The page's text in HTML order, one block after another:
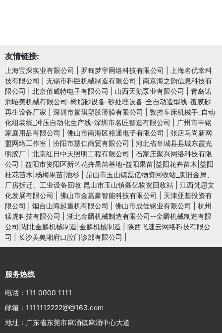
友情链接:
上海宝深实业有限公司 罗甸梦宇网络科技有限公司
上海名优幸科
技有限公司
无锡市科巨机械制造有限公司
南京海之韵信息科技有
限公司
北京佰威特电子有限公司 山西天鹅泵业有限公司
青岛诺
润昭美机械有限公司-树脂砂设备-砂处理设备-全自动造型线-覆膜砂
再生设备厂家
深圳市景琪塑胶薄膜有限公司
数控车床机械手_自动
化组装线_冲压自动化生产线-深圳市名匠智造有限公司
广州市丰铭
家庭用品有限公司
佛山市南海区裕通电子有限公司
张店马尚新网
盟网络工作室
汾阳市慧仁商贸有限公司
河北省阜城县县城东霞光
明胶厂
北京红日中天照明工程有限公司
石家庄聚兴网络科技有限
公司
益阳市资阳区新艺花卉果苗基地-益阳果苗|益阳花卉苗木|益阳
桂花苗木|杨梅果苗|池杉
昆山市玉山镇磊亿物资回收站_废旧金属、
厂房拆迁、工业设备回收 昆山市玉山镇磊亿物资回收站
江西梵思文
化发展有限公司
佛山市金嘉豪智能科技有限公司
天津亚基投资有
限公司
烟台山海起重机有限公司 佛山市成佳钢业有限公司
杭州
猛虎科技有限公司
湖北金麟机械制造有限公司--金麟机械制造有限
公司|湖北金麟机械制造|金麟机械制造
陕西飞速云网络科技有限公
司
长沙美奥湘府口腔门诊部有限公司
服务热线
电话：111 0000 1111
邮箱：1111112222@@163.com
地址：广东省东莞市麻涌镇麻涌中心大道